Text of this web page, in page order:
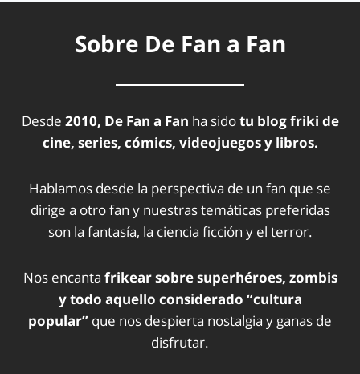
Sobre De Fan a Fan
Desde 2010, De Fan a Fan ha sidotu blog friki de
cine, series, cómics, videojuegos y libros.
Hablamos desde la perspectiva de un fan que se
dirige a otro fan y nuestras temáticas preferidas
son la fantasía, la ciencia ficción y el terror.
Nos encanta frikear sobre superhéroes, zombis
y todo aquello considerado “cultura
popular” que nos despierta nostalgia y ganas de
disfrutar.